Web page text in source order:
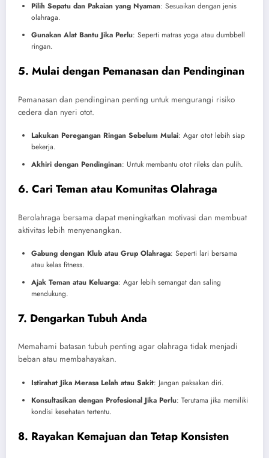
Pilih Sepatu dan Pakaian yang Nyaman: Sesuaikan dengan jenis
olahraga.
Gunakan Alat Bantu Jika Perlu: Seperti matras yoga atau dumbbell
ringan.
5. Mulai dengan Pemanasan dan Pendinginan
Pemanasan dan pendinginan penting untuk mengurangi risiko
cedera dan nyeri otot.
Lakukan Peregangan Ringan Sebelum Mulai: Agar otot lebih siap
bekerja.
Akhiri dengan Pendinginan: Untuk membantu otot rileks dan pulih.
6. Cari Teman atau Komunitas Olahraga
Berolahraga bersama dapat meningkatkan motivasi dan membuat
aktivitas lebih menyenangkan.
Gabung dengan Klub atau Grup Olahraga: Seperti lari bersama
atau kelas fitness.
Ajak Teman atau Keluarga: Agar lebih semangat dan saling
mendukung.
7. Dengarkan Tubuh Anda
Memahami batasan tubuh penting agar olahraga tidak menjadi
beban atau membahayakan.
Istirahat Jika Merasa Lelah atau Sakit: Jangan paksakan diri.
Konsultasikan dengan Profesional Jika Perlu: Terutama jika memiliki
kondisi kesehatan tertentu.
8. Rayakan Kemajuan dan Tetap Konsisten